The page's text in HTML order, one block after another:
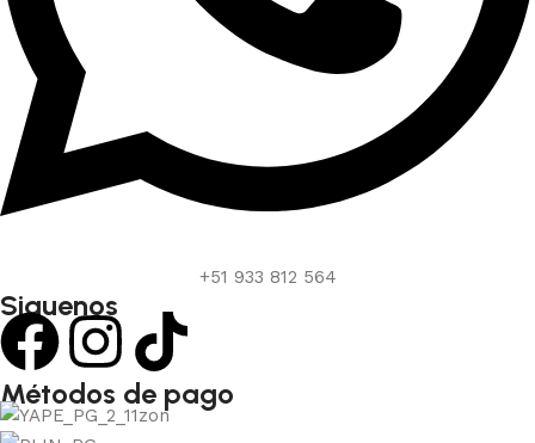
+51 933 812 564
Siguenos
Métodos de pago